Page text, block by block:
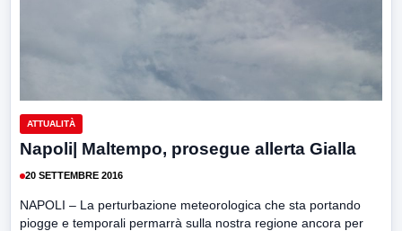
ATTUALITÀ
Napoli| Maltempo, prosegue allerta Gialla
20 SETTEMBRE 2016
NAPOLI – La perturbazione meteorologica che sta portando
piogge e temporali permarrà sulla nostra regione ancora per